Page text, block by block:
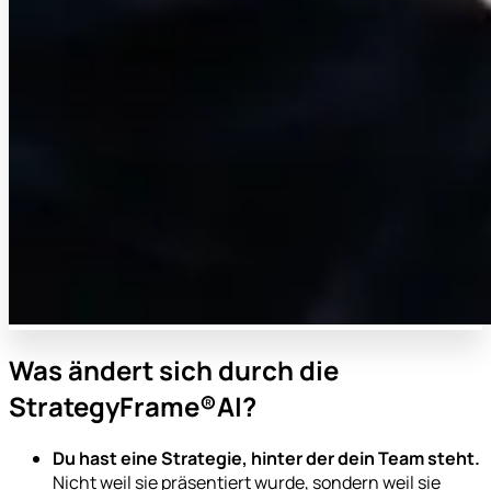
Was ändert sich durch die
StrategyFrame®AI?
Du hast eine Strategie, hinter der dein Team steht.
Nicht weil sie präsentiert wurde, sondern weil sie